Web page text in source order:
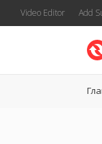
Video Editor Add